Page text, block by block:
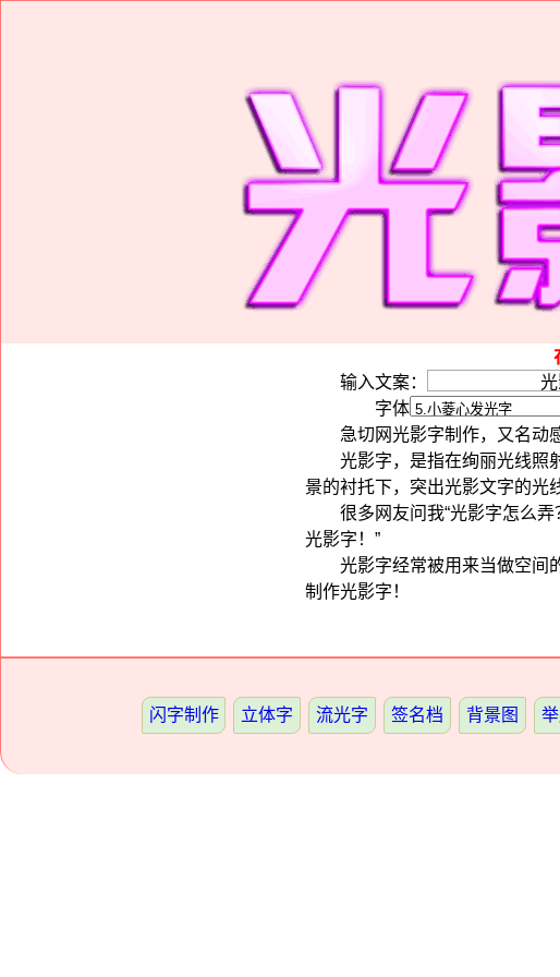
输入文案：
字体
急切网光影字制作，又名动
光影字，是指在绚丽光线照
景的衬托下，突出光影文字的光
很多网友问我“光影字怎么弄
光影字！”
光影字经常被用来当做空间
制作光影字！
闪字制作 立体字 流光字 签名档 背景图